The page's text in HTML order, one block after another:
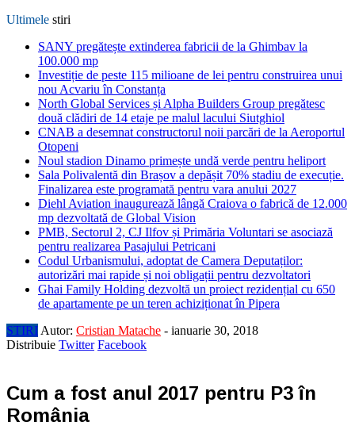
Ultimele stiri
SANY pregătește extinderea fabricii de la Ghimbav la
100.000 mp
Investiție de peste 115 milioane de lei pentru construirea unui
nou Acvariu în Constanța
North Global Services și Alpha Builders Group pregătesc
două clădiri de 14 etaje pe malul lacului Siutghiol
CNAB a desemnat constructorul noii parcări de la Aeroportul
Otopeni
Noul stadion Dinamo primește undă verde pentru heliport
Sala Polivalentă din Brașov a depășit 70% stadiu de execuție.
Finalizarea este programată pentru vara anului 2027
Diehl Aviation inaugurează lângă Craiova o fabrică de 12.000
mp dezvoltată de Global Vision
PMB, Sectorul 2, CJ Ilfov și Primăria Voluntari se asociază
pentru realizarea Pasajului Petricani
Codul Urbanismului, adoptat de Camera Deputaților:
autorizări mai rapide și noi obligații pentru dezvoltatori
Ghai Family Holding dezvoltă un proiect rezidențial cu 650
de apartamente pe un teren achiziționat în Pipera
STIRI Autor: Cristian Matache - ianuarie 30, 2018
Distribuie Twitter Facebook
Cum a fost anul 2017 pentru P3 în
România